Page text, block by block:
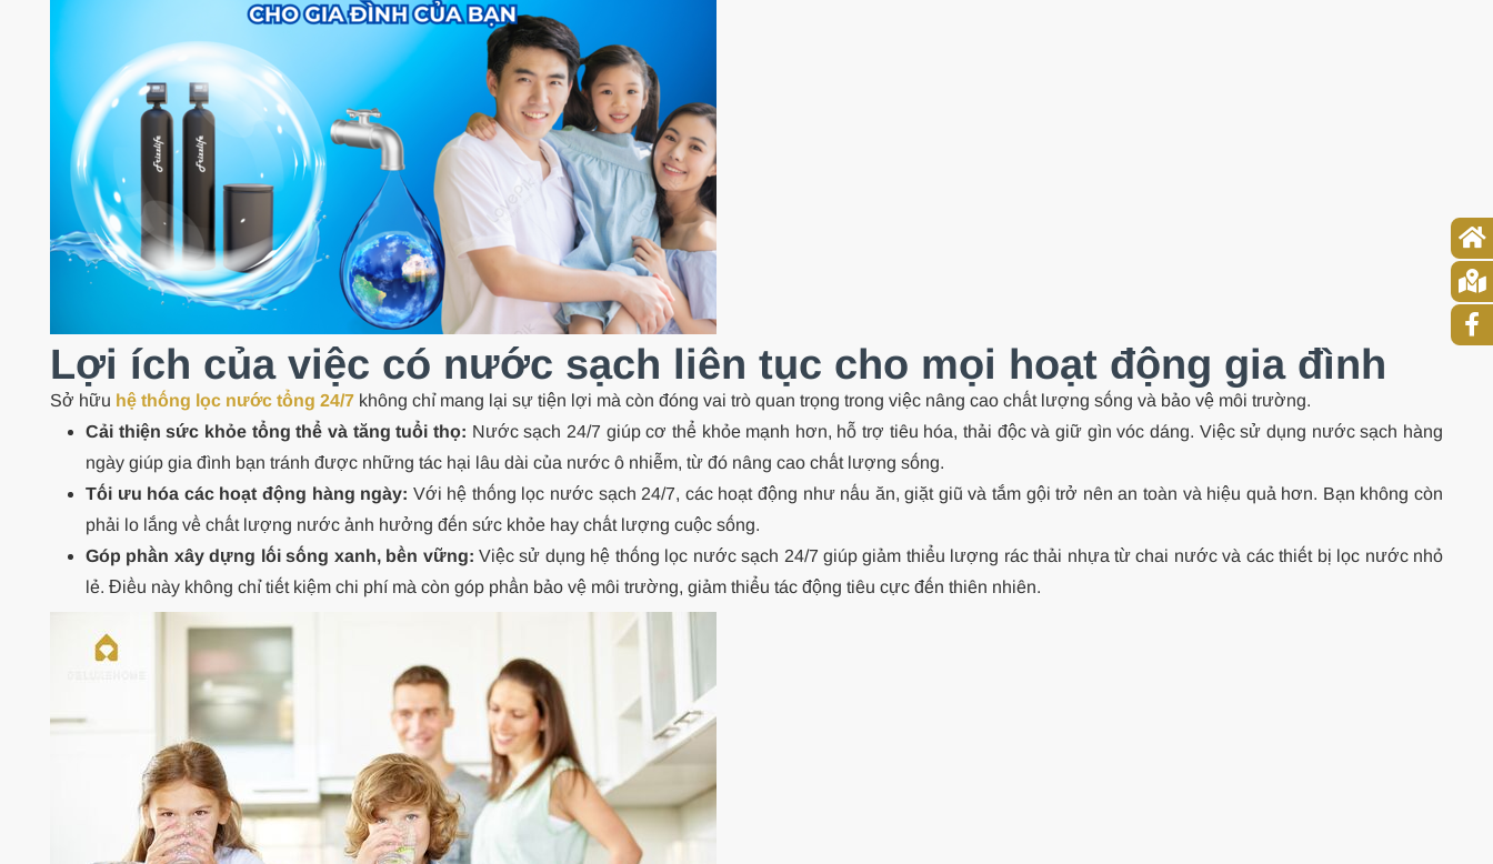
Lợi ích của việc có nước sạch liên tục cho mọi hoạt động gia đình
Sở hữu hệ thống lọc nước tổng 24/7 không chỉ mang lại sự tiện lợi mà còn đóng vai trò quan trọng trong việc nâng cao chất lượng sống và bảo vệ môi trường.
Cải thiện sức khỏe tổng thể và tăng tuổi thọ: Nước sạch 24/7 giúp cơ thể khỏe mạnh hơn, hỗ trợ tiêu hóa, thải độc và giữ gìn vóc dáng. Việc sử dụng nước sạch hàng
ngày giúp gia đình bạn tránh được những tác hại lâu dài của nước ô nhiễm, từ đó nâng cao chất lượng sống.
Tối ưu hóa các hoạt động hàng ngày: Với hệ thống lọc nước sạch 24/7, các hoạt động như nấu ăn, giặt giũ và tắm gội trở nên an toàn và hiệu quả hơn. Bạn không còn
phải lo lắng về chất lượng nước ảnh hưởng đến sức khỏe hay chất lượng cuộc sống.
Góp phần xây dựng lối sống xanh, bền vững: Việc sử dụng hệ thống lọc nước sạch 24/7 giúp giảm thiểu lượng rác thải nhựa từ chai nước và các thiết bị lọc nước nhỏ
lẻ. Điều này không chỉ tiết kiệm chi phí mà còn góp phần bảo vệ môi trường, giảm thiểu tác động tiêu cực đến thiên nhiên.